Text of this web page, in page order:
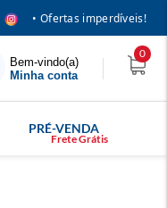
• Ofertas imperdíveis!
Bem-vindo(a)
Minha conta
0
PRÉ-VENDA